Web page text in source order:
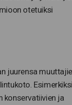
otetuiksi
juurensa
konservatiivien ja